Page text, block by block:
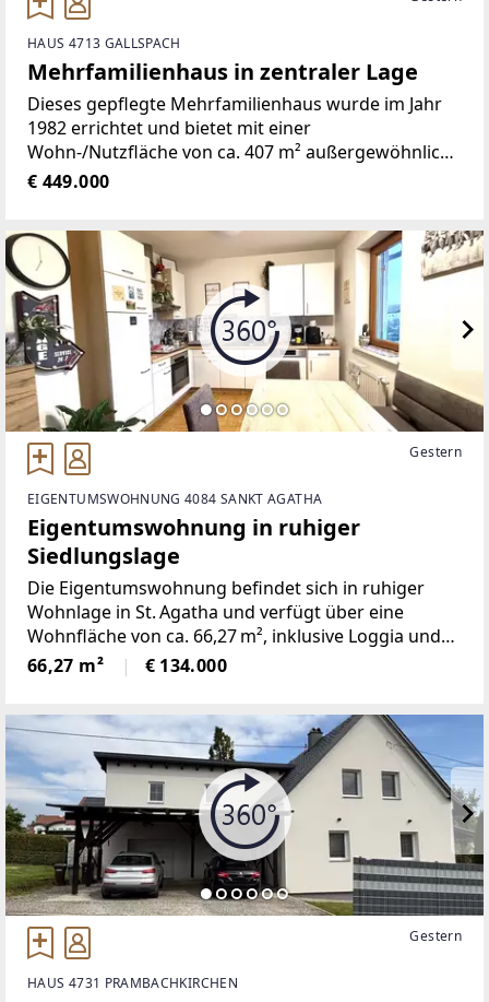
HAUS 4713 GALLSPACH
Mehrfamilienhaus in zentraler Lage
Dieses gepflegte Mehrfamilienhaus wurde im Jahr
1982 errichtet und bietet mit einer
Wohn-/Nutzfläche von ca. 407 m² außergewöhnlich
viel Platz. Die Liegenschaft befindet sich auf einem
€ 449.000
Gestern
EIGENTUMSWOHNUNG 4084 SANKT AGATHA
Eigentumswohnung in ruhiger
Siedlungslage
Die Eigentumswohnung befindet sich in ruhiger
Wohnlage in St. Agatha und verfügt über eine
Wohnfläche von ca. 66,27 m², inklusive Loggia und
Balkon.Die Wohnung liegt im 2. Stock eines
Wohnhauses ohne Lift und überzeugt durch eine
66,27 m² € 134.000
Gestern
HAUS 4731 PRAMBACHKIRCHEN